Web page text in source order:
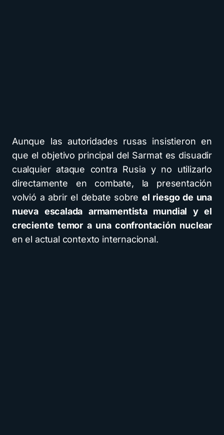
Aunque las autoridades rusas insistieron en
que el objetivo principal del Sarmat es disuadir
cualquier ataque contra Rusia y no utilizarlo
directamente en combate, la presentación
volvió a abrir el debate sobreel riesgo de una
nueva escalada armamentista mundial y el
creciente temor a una confrontación nuclear
en el actual contexto internacional.